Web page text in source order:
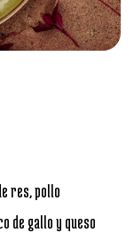
res, pollo
de gallo y queso